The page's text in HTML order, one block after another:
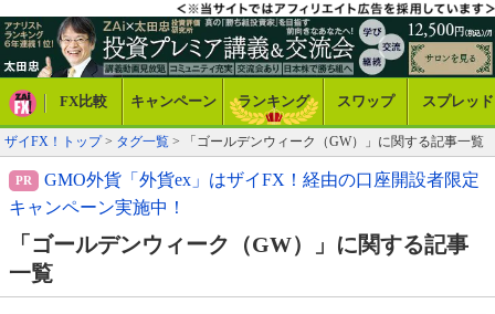
FX比較 キャンペーン ランキング スワップ スプレッド
ザイFX！トップ> タグ一覧 > 「ゴールデンウィーク（GW）」に関する記事一覧
GMO外貨「外貨ex」はザイFX！経由の口座開設者限定
キャンペーン実施中！
「ゴールデンウィーク（GW）」に関する記事
一覧